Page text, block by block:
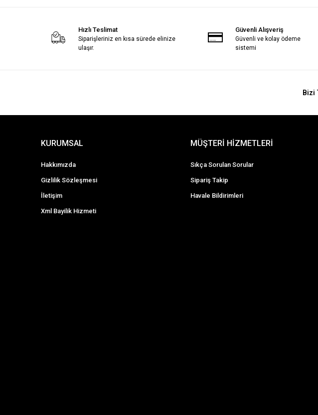
Hızlı Teslimat
Siparişleriniz en kısa sürede elinize
ulaşır.
Güvenli Alışveriş
Güvenli ve kolay ödeme
sistemi
Bizi
KURUMSAL
Hakkımızda
Gizlilik Sözleşmesi
İletişim
Xml Bayilik Hizmeti
MÜŞTERİ HİZMETLERİ
Sıkça Sorulan Sorular
Sipariş Takip
Havale Bildirimleri